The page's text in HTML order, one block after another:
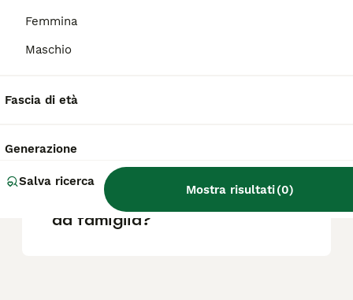
Femmina
Maschio
Fascia di età
Generazione
Salva ricerca
Mostra risultati(0)
Che cos'è un cane francese
porcelaine?
segugio porcelaine?
Il Porcelaine è un buon cane
da famiglia?